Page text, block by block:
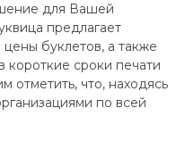
для Вашей
предлагает
буклетов, а также
короткие сроки печати
отметить, что, находясь
по всей